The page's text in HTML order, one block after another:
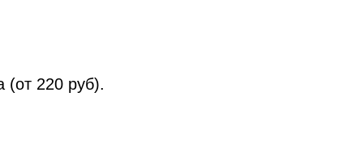
(от 220 руб).